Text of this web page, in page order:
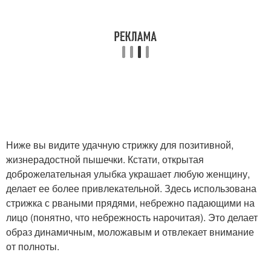
Ниже вы видите удачную стрижку для позитивной,
жизнерадостной пышечки. Кстати, открытая
доброжелательная улыбка украшает любую женщину,
делает ее более привлекательной. Здесь использована
стрижка с рваными прядями, небрежно падающими на
лицо (понятно, что небрежность нарочитая). Это делает
образ динамичным, моложавым и отвлекает внимание
от полноты.